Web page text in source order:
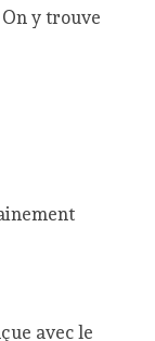
y trouve
avec le